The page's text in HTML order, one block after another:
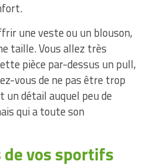
une veste ou un blouson,
taille. Vous allez très
pièce par-dessus un pull,
vous de ne pas être trop
un détail auquel peu de
qui a toute son
vos sportifs